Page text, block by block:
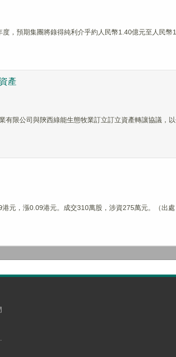
，預期集團將錄得純利介乎約人民幣1.40億元至人民幣
產
限公司與陝西綠能生態牧業訂立訂立資產轉讓協議，
元，漲0.09港元。成交310萬股，涉資275萬元。（出處